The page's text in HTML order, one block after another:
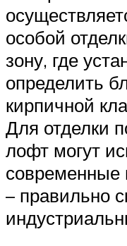
особой
зону, где
определить
кирпичной
Для отделки
лофт могут
современные
– правильно